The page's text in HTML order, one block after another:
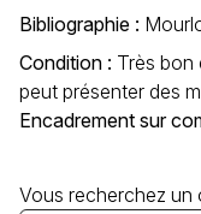
Bibliographie :
Condition : Très bon
peut présenter des
Encadrement sur
Vous recherchez un